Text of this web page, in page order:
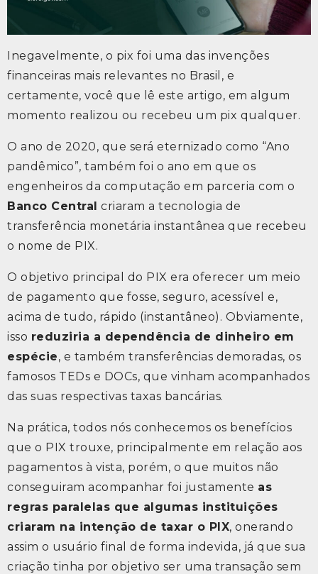
Inegavelmente, o pix foi uma das invenções
financeiras mais relevantes no Brasil, e
certamente, você que lê este artigo, em algum
momento realizou ou recebeu um pix qualquer.
O ano de 2020, que será eternizado como “Ano
pandêmico”, também foi o ano em que os
engenheiros da computação em parceria com o
Banco Central criaram a tecnologia de
transferência monetária instantânea que recebeu
o nome de PIX.
O objetivo principal do PIX era oferecer um meio
de pagamento que fosse, seguro, acessível e,
acima de tudo, rápido (instantâneo). Obviamente,
isso reduziria a dependência de dinheiro em
espécie, e também transferências demoradas, os
famosos TEDs e DOCs, que vinham acompanhados
das suas respectivas taxas bancárias.
Na prática, todos nós conhecemos os benefícios
que o PIX trouxe, principalmente em relação aos
pagamentos à vista, porém, o que muitos não
conseguiram acompanhar foi justamente as
regras paralelas que algumas instituições
criaram na intenção de taxar o PIX, onerando
assim o usuário final de forma indevida, já que sua
criação tinha por objetivo ser uma transação sem